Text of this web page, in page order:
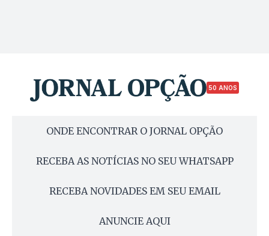
50 ANOS
ONDE ENCONTRAR O JORNAL OPÇÃO
RECEBA AS NOTÍCIAS NO SEU WHATSAPP
RECEBA NOVIDADES EM SEU EMAIL
ANUNCIE AQUI